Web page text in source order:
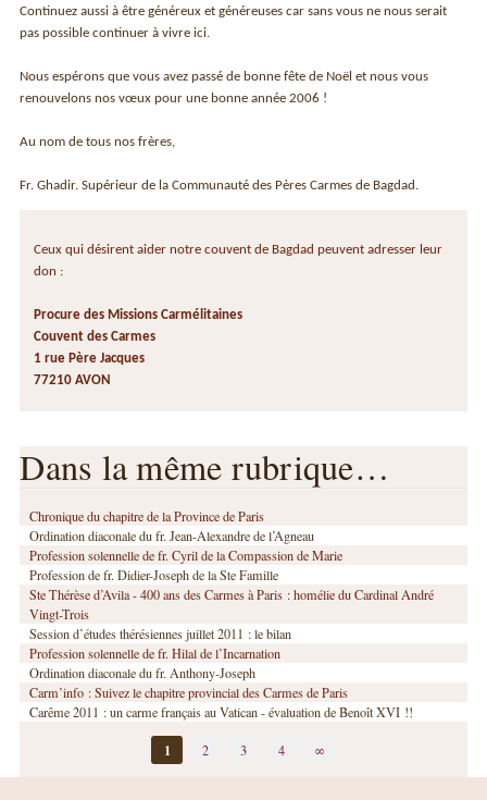
Continuez aussi à être généreux et généreuses car sans vous ne nous serait
pas possible continuer à vivre ici.
Nous espérons que vous avez passé de bonne fête de Noël et nous vous
renouvelons nos vœux pour une bonne année 2006 !
Au nom de tous nos frères,
Fr. Ghadir. Supérieur de la Communauté des Pères Carmes de Bagdad.
Ceux qui désirent aider notre couvent de Bagdad peuvent adresser leur
don :
Procure des Missions Carmélitaines
Couvent des Carmes
1 rue Père Jacques
77210 AVON
Dans la même rubrique…
Chronique du chapitre de la Province de Paris
Ordination diaconale du fr. Jean-Alexandre de l’Agneau
Profession solennelle de fr. Cyril de la Compassion de Marie
Profession de fr. Didier-Joseph de la Ste Famille
Ste Thérèse d’Avila - 400 ans des Carmes à Paris : homélie du Cardinal André
Vingt-Trois
Session d’études thérésiennes juillet 2011 : le bilan
Profession solennelle de fr. Hilal de l’Incarnation
Ordination diaconale du fr. Anthony-Joseph
Carm’info : Suivez le chapitre provincial des Carmes de Paris
Carême 2011 : un carme français au Vatican - évaluation de Benoît XVI !!
1 2 3 4 ∞